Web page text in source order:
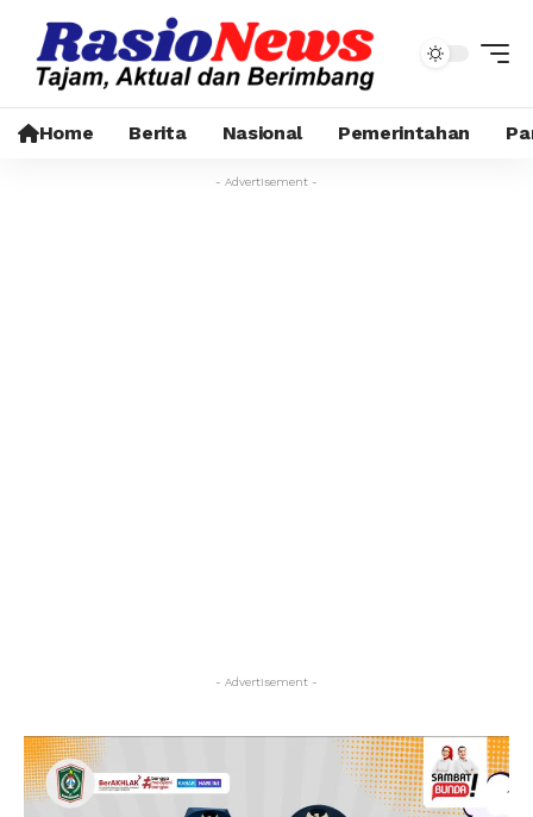
Home Berita Nasional Pemerintahan
- Advertisement -
- Advertisement -